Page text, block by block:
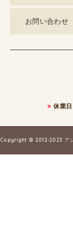
お問い合わせ
■ 休業日
Copyright © 2012-2023 ア